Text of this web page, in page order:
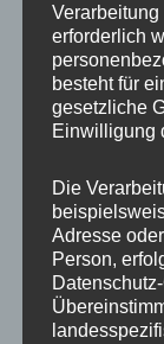
inkl. MwSt.
Lieferzeit:1 bis 3
Zusätzliche
Rezensionen (1)
erforderlich
besteht für
gesetzliche
Einwilligung
Die
Adresse
Person,